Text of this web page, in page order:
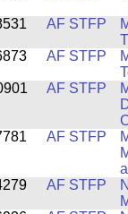
AF STFP
AF STFP
AF STFP
AF STFP
AF STFP